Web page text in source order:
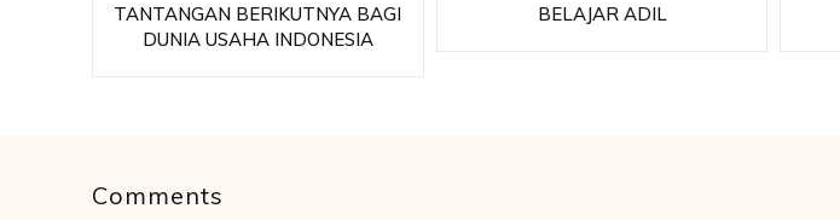
TANTANGAN BERIKUTNYA BAGI
DUNIA USAHA INDONESIA
BELAJAR ADIL
Comments